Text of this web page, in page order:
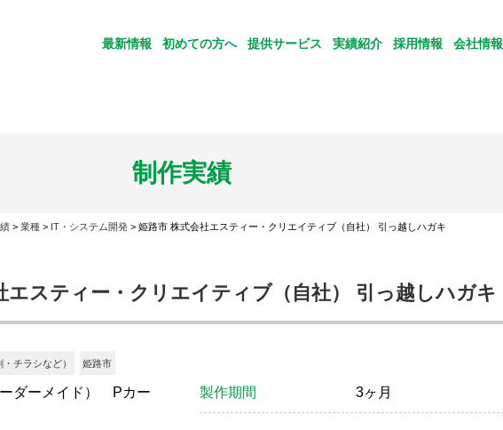
最新情報 初めての方へ 提供サービス 実績紹介 採用情報 会社情報
制作実績
> 業種 > IT・システム開発 > 姫路市 株式会社エスティー・クリエイティブ（自社） 引っ越しハガキ
エスティー・クリエイティブ（自社） 引っ越しハガキ
チラシなど） 姫路市
ダーメイド） Pカー
製作期間 3ヶ月